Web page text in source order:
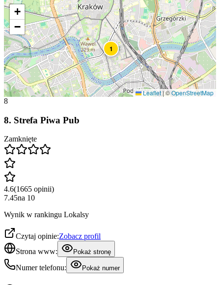
1
+
−
Leaflet|©OpenStreetMap
8
8. Strefa Piwa Pub
Zamknięte
4.6(1665 opinii)
7.45na 10
Wynik w rankingu Lokalsy
Czytaj opinie:Zobacz profil
Strona www:
Pokaż stronę
Numer telefonu: Pokaż numer